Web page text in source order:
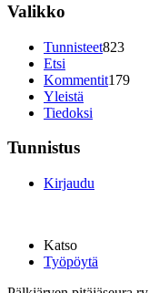
Valikko
Tunnisteet823
Etsi
Kommentit179
Yleistä
Tiedoksi
Tunnistus
Kirjaudu
Katso
Työpöytä